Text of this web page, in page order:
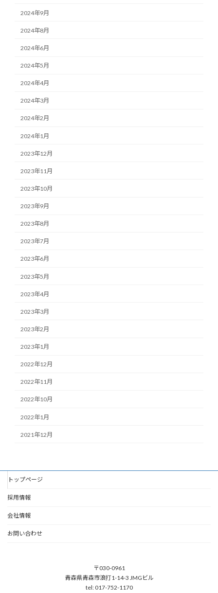
2024年9月
2024年8月
2024年6月
2024年5月
2024年4月
2024年3月
2024年2月
2024年1月
2023年12月
2023年11月
2023年10月
2023年9月
2023年8月
2023年7月
2023年6月
2023年5月
2023年4月
2023年3月
2023年2月
2023年1月
2022年12月
2022年11月
2022年10月
2022年1月
2021年12月
トップページ
採用情報
会社情報
お問い合わせ
〒030-0961
青森県青森市浪打1-14-3 JMGビル
tel: 017-752-1170